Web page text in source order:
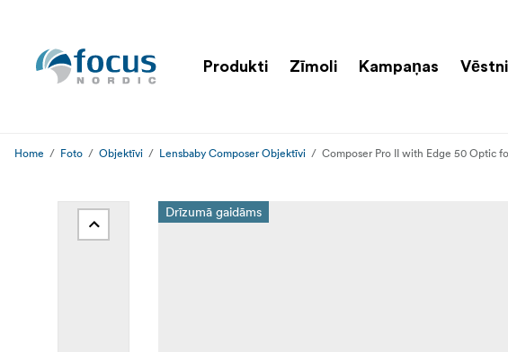
Produkti Zīmoli Kampaņas
Home Foto Objektīvi Lensbaby Composer Objektīvi Composer Pro II with Edge 50 Optic
Drīzumā gaidāms